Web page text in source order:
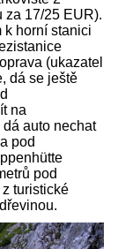
za 17/25 EUR).
k horní stanici
(ukazatel
dá se ještě
na
auto nechat
pod
pod
turistické